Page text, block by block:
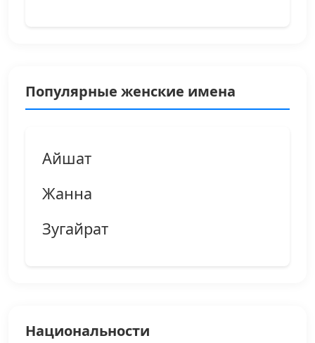
Популярные женские имена
Айшат
Жанна
Зугайрат
Национальности